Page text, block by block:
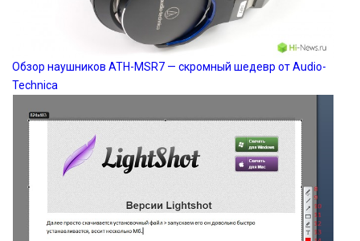
Обзор наушников ATH-MSR7 — скромный шедевр от Audio-
Technica